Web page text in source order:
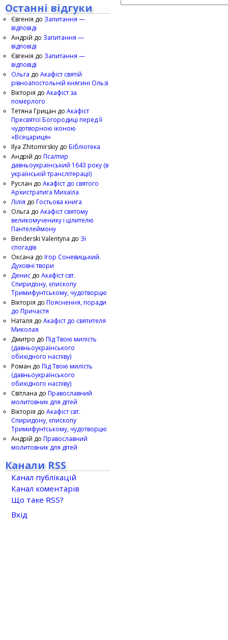
Останні відгуки
Євгенія до Запитання —
відповіді
Андрій до Запитання —
відповіді
Євгенія до Запитання —
відповіді
Ольга до Акафіст святій
рівноапостольній княгині Ользі
Вікторія до Акафіст за
померлого
Тетяна Грицан до Акафіст
Пресвятої Богородиці перед Її
чудотворною іконою
«Всецариця»
Ilya Zhitomirskiy до Бібліотека
Андрій до Псалтир
давньоукраїнський 1643 року (в
українській транслітерації)
Руслан до Акафіст до святого
Архистратига Михаїла
Лілія до Гостьова книга
Ольга до Акафіст святому
великомученику і цілителю
Пантелеймону
Benderski Valentyna до Зі
спогадів
Оксана до Ігор Соневицький.
Духовні твори
Денис до Акафіст свт.
Спиридону, єпископу
Тримифунтському, чудотворцю
Вікторія до Пояснення, поради
до Причастя
Наталя до Акафіст до святителя
Миколая
Дмитро до Під Твою милість
(давньоукраїнського
обихідного наспіву)
Роман до Під Твою милість
(давньоукраїнського
обихідного наспіву)
Світлана до Православний
молитовник для дітей
Вікторія до Акафіст свт.
Спиридону, єпископу
Тримифунтському, чудотворцю
Андрій до Православний
молитовник для дітей
Канали RSS
Канал публікацій
Канал коментарів
Що таке RSS?
Вхід